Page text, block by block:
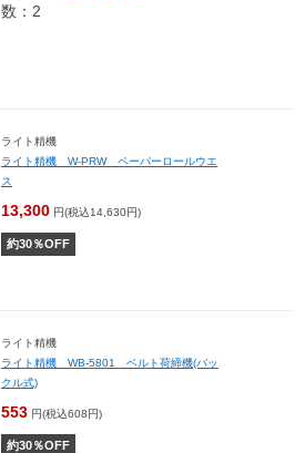
数：2
ライト精機
ライト精機 W-PRW ペーパーロールウエ
ス
13,300 円(税込14,630円)
約30％OFF
ライト精機
ライト精機 WB-5801 ベルト荷締機(バッ
クル式)
553 円(税込608円)
約30％OFF